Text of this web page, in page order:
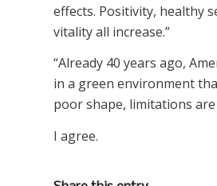
effects. Positivity, healthy
vitality all increase.”
“Already 40 years ago,
in a green environment
poor shape, limitations
I agree.